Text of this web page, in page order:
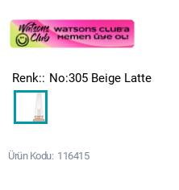
Ürün Kodu 116415
Renk: No:305 Beige Latte